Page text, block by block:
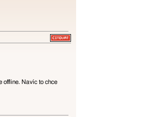
offline. Navíc to chce